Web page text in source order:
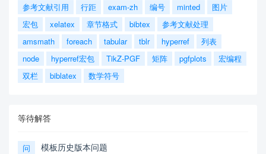
参考文献引用
行距 exam-zh 编号 minted
图片
宏包
xelatex 章节格式 bibtex
参考文献处理
amsmath
foreach tabular tblr hyperref
列表
node
hyperref宏包 TikZ-PGF 矩阵 pgfplots
宏编程
双栏
biblatex 数学符号
等待解答
问 模板历史版本问题